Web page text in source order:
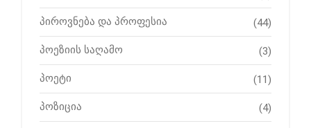
პიროვნება და პროფესია (44)
პოეზიის საღამო (3)
პოეტი (11)
პოზიცია (4)